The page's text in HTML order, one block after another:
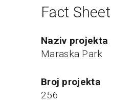
Fact Sheet
naziv projekta
Maraska Park
broj projekta
256